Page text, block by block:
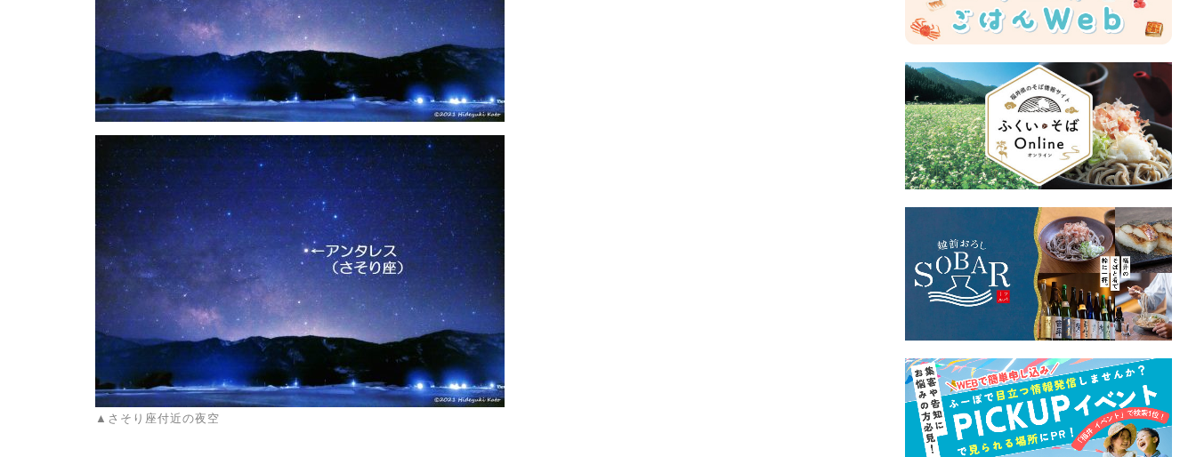
▲さそり座付近の夜空